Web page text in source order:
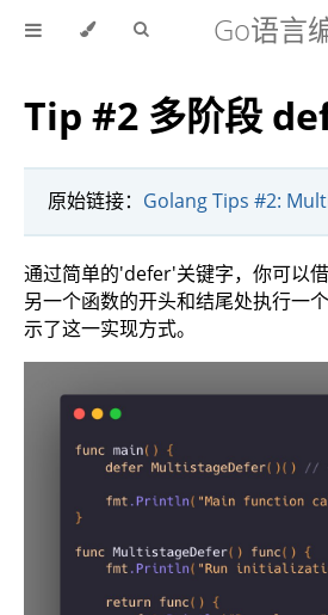
Go语言
Tip #2 多阶段
原始链接： Golang Tips #2:
通过简单的'defer'关键字，你可以
另一个函数的开头和结尾处执行一
示了这一实现方式。